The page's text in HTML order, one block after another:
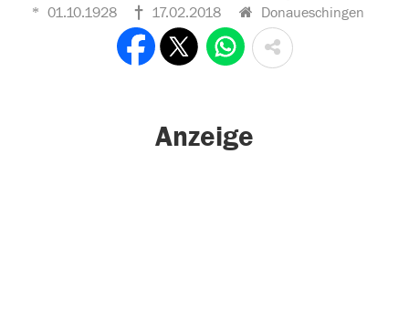
01.10.1928 17.02.2018 Donaueschingen
Anzeige